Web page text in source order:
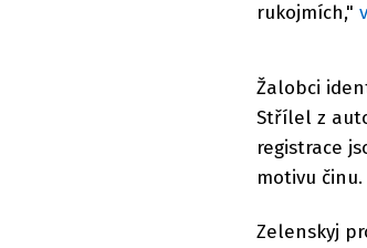
rukojmích,"
Žalobci
Střílel z
registrace
motivu činu.
Zelenskyj